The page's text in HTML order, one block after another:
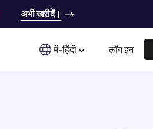
अभी खरीदें।
में-हिंदी लॉग इन